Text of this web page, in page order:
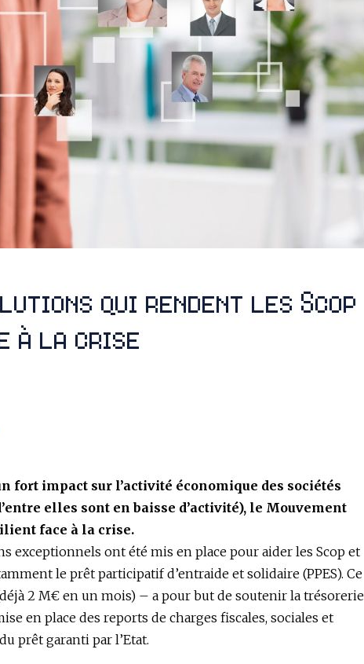
qui rendent les Scop
à la crise
fort impact sur l’activité économique des sociétés
elles sont en baisse d’activité), le Mouvement
face à la crise.
exceptionnels ont été mis en place pour aider les Scop et
le prêt participatif d’entraide et solidaire (PPES). Ce
2 M€ en un mois) – a pour but de soutenir la trésorerie
en place des reports de charges fiscales, sociales et
prêt garanti par l’Etat.